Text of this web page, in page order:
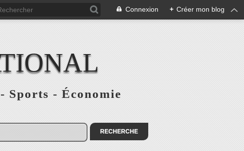
Connexion + Créer mon blog
- Économie